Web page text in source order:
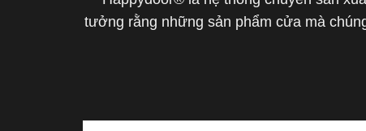
tưởng rằng những sản phẩm cửa mà